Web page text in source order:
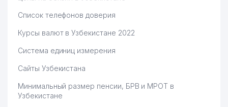
Список телефонов доверия
Курсы валют в Узбекистане 2022
Система единиц измерения
Сайты Узбекистана
Минимальный размер пенсии, БРВ и МРОТ в
Узбекистане